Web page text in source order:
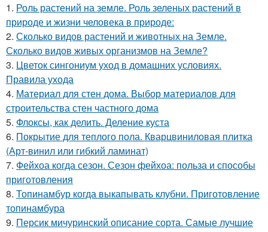
1. Роль растений на земле. Роль зеленых растений в
природе и жизни человека в природе:
2. Сколько видов растений и животных на Земле.
Сколько видов живых организмов на Земле?
3. Цветок сингониум уход в домашних условиях.
Правила ухода
4. Материал для стен дома. Выбор материалов для
строительства стен частного дома
5. Флоксы, как делить. Деление куста
6. Покрытие для теплого пола. Кварцвиниловая плитка
(Арт-винил или гибкий ламинат)
7. Фейхоа когда сезон. Сезон фейхоа: польза и способы
приготовления
8. Топинамбур когда выкапывать клубни. Приготовление
топинамбура
9. Персик мичуринский описание сорта. Самые лучшие